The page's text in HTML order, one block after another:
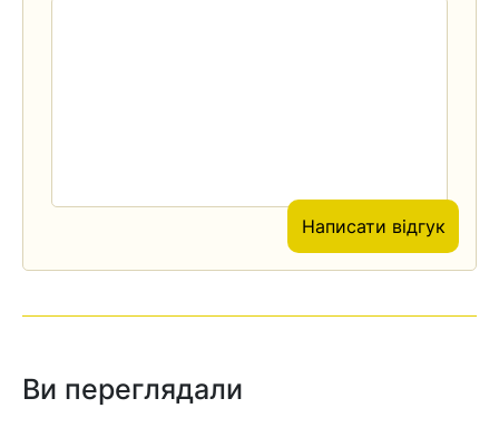
Написати відгук
Ви переглядали